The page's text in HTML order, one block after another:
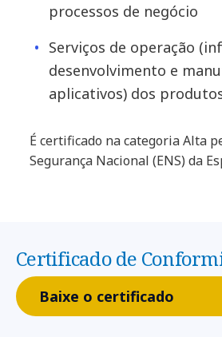
processos de negócio
Serviços de operação
desenvolvimento e
aplicativos) dos
É certificado na categoria Alta
Segurança Nacional (ENS) da
Certificado de
Baixe o certificado